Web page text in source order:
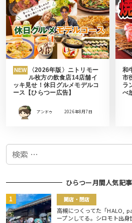
NEW
〈2026年版〉ニトリモー
ル枚方の飲食店14店舗イ
ッキ見せ！休日グルメモデルコ
ース【ひらつー広告】
アンドゥ 2026年8月7日
和
市
ラ
べ
検
ひらつー月間人気記
開店・閉店
高槻につくってた「HALO,
ープンしてる。シロモト出